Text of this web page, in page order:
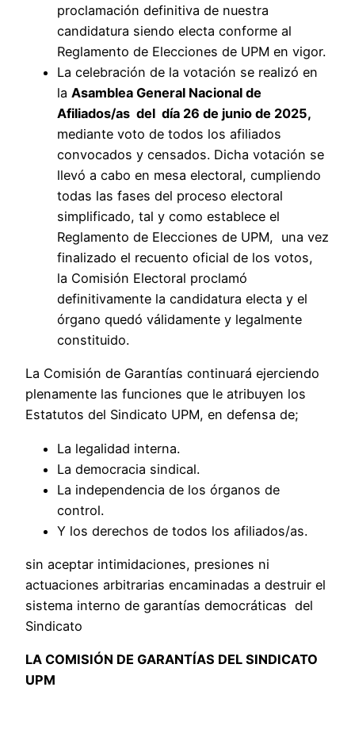
proclamación definitiva de nuestra
candidatura siendo electa conforme al
Reglamento de Elecciones de UPM en vigor.
La celebración de la votación se realizó en
la Asamblea General Nacional de
Afiliados/as del día 26 de junio de 2025,
mediante voto de todos los afiliados
convocados y censados. Dicha votación se
llevó a cabo en mesa electoral, cumpliendo
todas las fases del proceso electoral
simplificado, tal y como establece el
Reglamento de Elecciones de UPM, una vez
finalizado el recuento oficial de los votos,
la Comisión Electoral proclamó
definitivamente la candidatura electa y el
órgano quedó válidamente y legalmente
constituido.
La Comisión de Garantías continuará ejerciendo
plenamente las funciones que le atribuyen los
Estatutos del Sindicato UPM, en defensa de;
La legalidad interna.
La democracia sindical.
La independencia de los órganos de
control.
Y los derechos de todos los afiliados/as.
sin aceptar intimidaciones, presiones ni
actuaciones arbitrarias encaminadas a destruir el
sistema interno de garantías democráticas del
Sindicato
LA COMISIÓN DE GARANTÍAS DEL SINDICATO
UPM